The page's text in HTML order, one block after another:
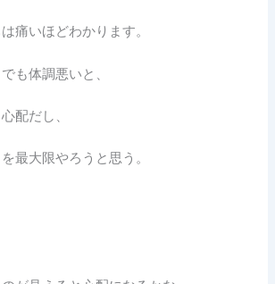
痛いほどわかります。
も体調悪いと、
配だし、
最大限やろうと思う。